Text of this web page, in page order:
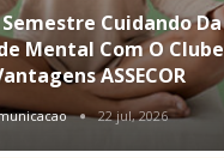
Cuidando Da
Mental Com O Clube
ASSECOR
22 jul, 2026